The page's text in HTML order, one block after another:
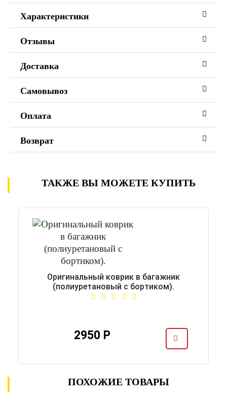
Характеристики
Отзывы
Доставка
Самовывоз
Оплата
Возврат
ТАКЖЕ ВЫ МОЖЕТЕ КУПИТЬ
Оригинальный коврик в багажник
(полиуретановый с бортиком).
2950 Р
ПОХОЖИЕ ТОВАРЫ